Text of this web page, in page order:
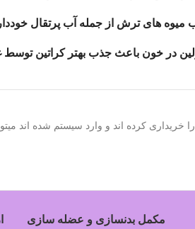
میوه های ترش از جمله آب پرتقال
در خون باعث جذب بهتر کراتین
کرده اند و وارد سیستم شده اند
مکمل بدنسازی و عضله سازی